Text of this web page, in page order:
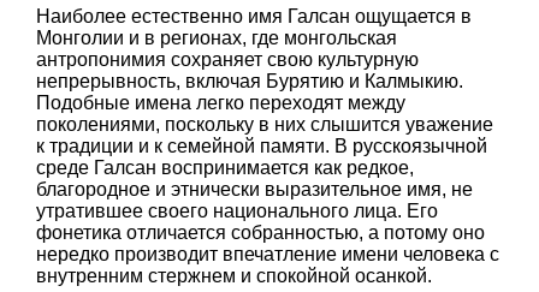
Наиболее естественно имя Галсан ощущается в
Монголии и в регионах, где монгольская
антропонимия сохраняет свою культурную
непрерывность, включая Бурятию и Калмыкию.
Подобные имена легко переходят между
поколениями, поскольку в них слышится уважение
к традиции и к семейной памяти. В русскоязычной
среде Галсан воспринимается как редкое,
благородное и этнически выразительное имя, не
утратившее своего национального лица. Его
фонетика отличается собранностью, а потому оно
нередко производит впечатление имени человека с
внутренним стержнем и спокойной осанкой.